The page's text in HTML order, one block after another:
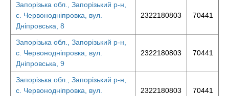
Запорізька обл., Запорізький р-н,
с. Червонодніпровка, вул.
Дніпровська, 8
2322180803 70441
Запорізька обл., Запорізький р-н,
с. Червонодніпровка, вул.
Дніпровська, 9
2322180803 70441
Запорізька обл., Запорізький р-н,
с. Червонодніпровка, вул.
2322180803 70441